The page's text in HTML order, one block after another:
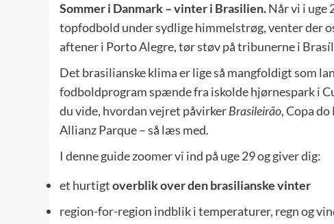
Sommer i Danmark – vinter i Brasilien.Når vi i uge
topfodbold under sydlige himmelstrøg, venter der
aftener i Porto Alegre, tør støv på tribunerne i
Det brasilianske klima er lige så mangfoldigt som
fodboldprogram spænde fra iskolde hjørnespark i
du vide, hvordan vejret påvirkerBrasileirão, Copa
Allianz Parque – så læs med.
I denne guide zoomer vi ind på uge 29 og giver dig:
et hurtigtoverblik over den brasilianske vinter
region-for-region indblik i temperaturer, regn og